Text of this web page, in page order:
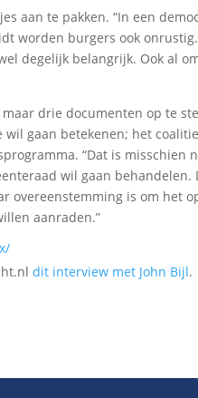
aan te pakken. “In een
worden burgers ook
degelijk belangrijk. Ook al
drie documenten op te
gaan betekenen; het
“Dat is misschien
wil gaan behandelen.
overeenstemming is om het
aanraden.”
dit interview met John Bijl.